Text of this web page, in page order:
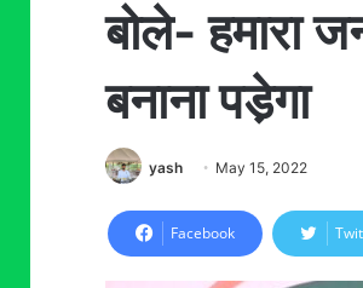
बोले- हमारा
बनाना पडे़गा
yash May 15, 2022
Facebook